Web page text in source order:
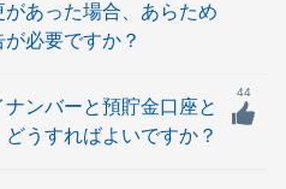
あった場合、あらため
必要ですか？
ナンバーと預貯金口座と
うすればよいですか？
44